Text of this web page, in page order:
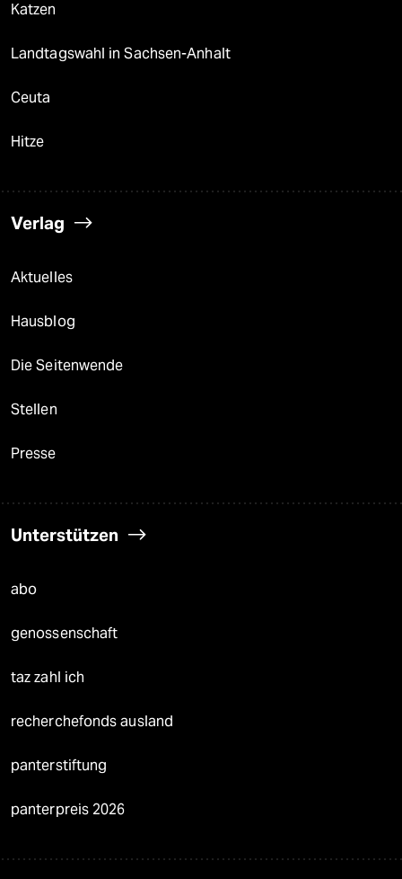
Katzen
Landtagswahl in Sachsen-Anhalt
Ceuta
Hitze
Verlag
Aktuelles
Hausblog
Die Seitenwende
Stellen
Presse
Unterstützen
abo
genossenschaft
taz zahl ich
recherchefonds ausland
panterstiftung
panterpreis 2026